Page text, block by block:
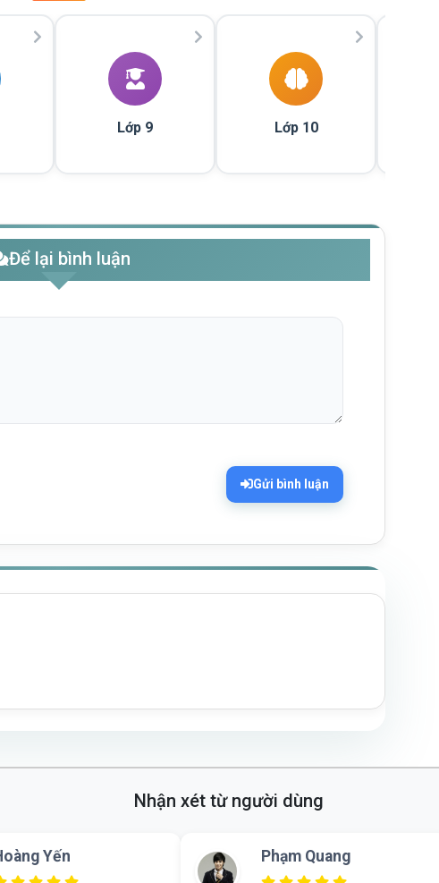
Lớp 9 Lớp 10
Để lại bình luận
Gửi bình luận
Nhận xét từ người dùng
Yến Phạm Quang